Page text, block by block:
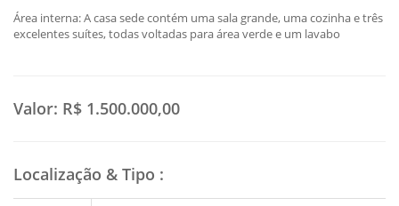
Área interna: A casa sede contém uma sala grande, uma cozinha e três
excelentes suítes, todas voltadas para área verde e um lavabo
Valor: R$ 1.500.000,00
Localização & Tipo :